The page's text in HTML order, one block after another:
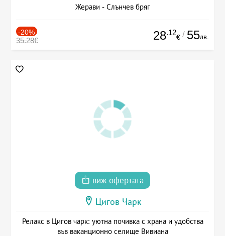
Жерави - Слънчев бряг
-20%
35.28€ 28.12
€ / 55лв.
виж офертата
Цигов Чарк
Релакс в Цигов чарк: уютна почивка с храна и удобства
във ваканционно селище Вивиана